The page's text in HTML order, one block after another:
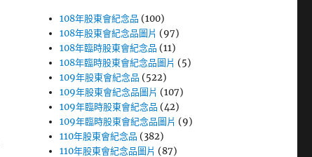
108年股東會紀念品 (100)
108年股東會紀念品圖片 (97)
108年臨時股東會紀念品 (11)
108年臨時股東會紀念品圖片 (5)
109年股東會紀念品 (522)
109年股東會紀念品圖片 (107)
109年臨時股東會紀念品 (42)
109年臨時股東會紀念品圖片 (9)
110年股東會紀念品 (382)
110年股東會紀念品圖片 (87)